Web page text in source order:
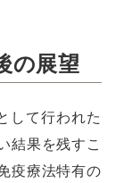
の展望
して行われた
結果を残すこ
疫療法特有の